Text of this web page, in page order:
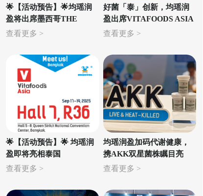
🌟【活动预告】🌟均瑶润
盈将出席墨西哥THE
FOOD TECH SUMMIT &
查看更多 >
好菌「泰」创新，均瑶润
盈出席VITAFOODS ASIA
2025，解锁益生菌未来
查看更多 >
🌟【活动预告】🌟 均瑶润
盈即将亮相泰国
VITAFOODS ASIA 2025！
查看更多 >
均瑶润盈加码代谢健康，
携AKK双星菌株瞩目亮
相，以科研创新领航健康
查看更多 >